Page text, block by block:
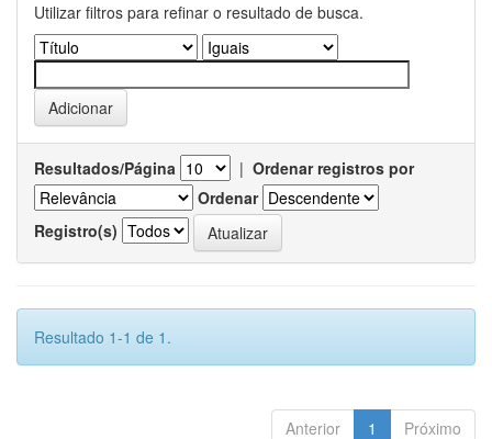
Utilizar filtros para refinar o resultado de busca.
Resultados/Página | Ordenar registros por
Ordenar
Registro(s)
Resultado 1-1 de 1.
Anterior 1 Próximo